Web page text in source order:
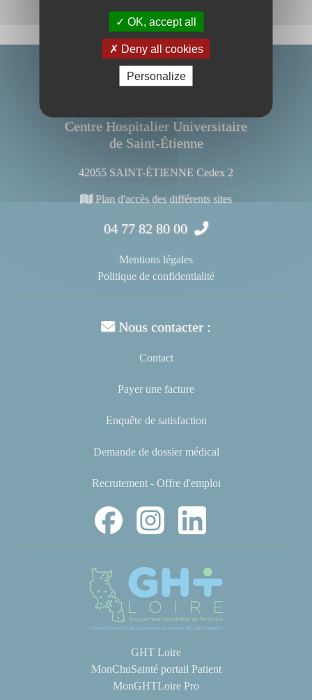
Centre Hospitalier Universitaire
de Saint-Étienne
42055 SAINT-ÉTIENNE Cedex 2
Plan d'accès des différents sites
04 77 82 80 00
Mentions légales
Politique de confidentialité
Nous contacter :
Contact
Payer une facture
Enquête de satisfaction
Demande de dossier médical
Recrutement - Offre d'emploi
GHT Loire
MonChuSainté portail Patient
MonGHTLoire Pro
OK, accept all
Deny all cookies
Personalize